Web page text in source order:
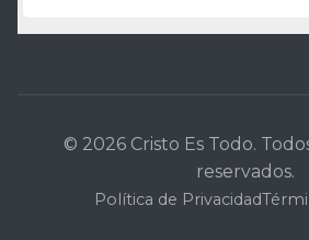
© 2026 Cristo Es Todo.
reservados.
Política de Privacidad